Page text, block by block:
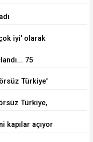
iyi' olarak
75
Türkiye'
Türkiye,
kapılar açıyor